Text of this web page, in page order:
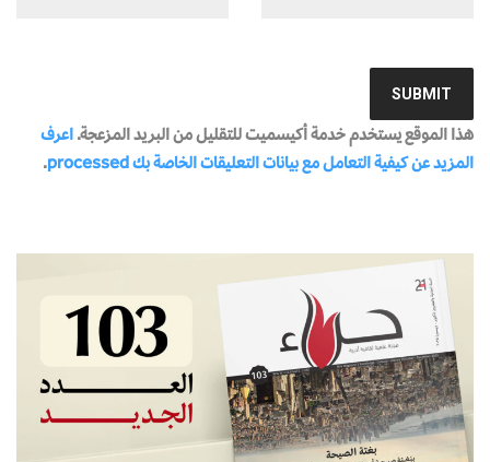
هذا الموقع يستخدم خدمة أكيسميت للتقليل من البريد المزعجة. اعرف
المزيد عن كيفية التعامل مع بيانات التعليقات الخاصة بك processed
.